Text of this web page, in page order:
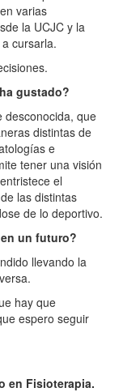
varias
la UCJC y la
cursarla.
gustado?
desconocida, que
distintas de
e
tener una visión
el
las distintas
de lo deportivo.
un futuro?
llevando la
hay que
espero seguir
en Fisioterapia.